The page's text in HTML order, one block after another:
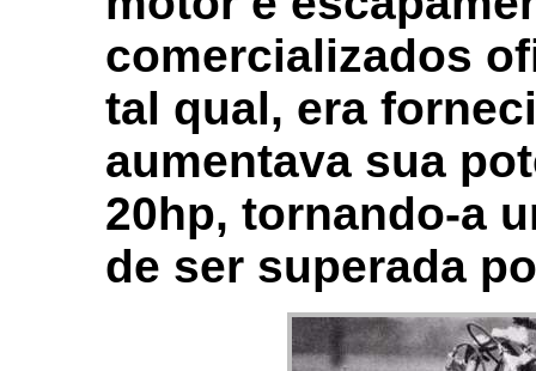
comercializados
tal qual, era
aumentava sua
20hp, tornando-a
de ser superada